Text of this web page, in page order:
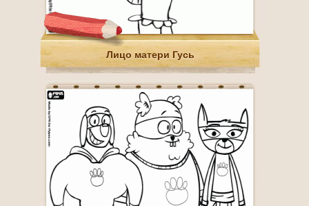
Лицо матери Гусь